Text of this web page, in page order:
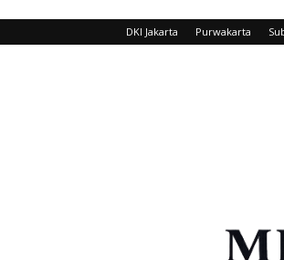
DKI Jakarta Purwakarta